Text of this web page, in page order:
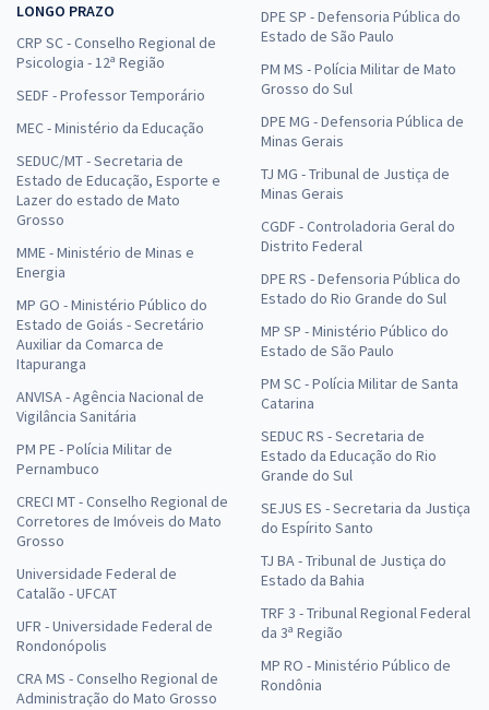
LONGO PRAZO
CRP SC - Conselho Regional de
Psicologia - 12ª Região
SEDF - Professor Temporário
MEC - Ministério da Educação
SEDUC/MT - Secretaria de
Estado de Educação, Esporte e
Lazer do estado de Mato
Grosso
MME - Ministério de Minas e
Energia
MP GO - Ministério Público do
Estado de Goiás - Secretário
Auxiliar da Comarca de
Itapuranga
ANVISA - Agência Nacional de
Vigilância Sanitária
PM PE - Polícia Militar de
Pernambuco
CRECI MT - Conselho Regional de
Corretores de Imóveis do Mato
Grosso
Universidade Federal de
Catalão - UFCAT
UFR - Universidade Federal de
Rondonópolis
CRA MS - Conselho Regional de
Administração do Mato Grosso
DPE SP - Defensoria Pública do
Estado de São Paulo
PM MS - Polícia Militar de Mato
Grosso do Sul
DPE MG - Defensoria Pública de
Minas Gerais
TJ MG - Tribunal de Justiça de
Minas Gerais
CGDF - Controladoria Geral do
Distrito Federal
DPE RS - Defensoria Pública do
Estado do Rio Grande do Sul
MP SP - Ministério Público do
Estado de São Paulo
PM SC - Polícia Militar de Santa
Catarina
SEDUC RS - Secretaria de
Estado da Educação do Rio
Grande do Sul
SEJUS ES - Secretaria da Justiça
do Espírito Santo
TJ BA - Tribunal de Justiça do
Estado da Bahia
TRF 3 - Tribunal Regional Federal
da 3ª Região
MP RO - Ministério Público de
Rondônia